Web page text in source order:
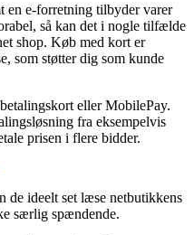
en e-forretning tilbyder varer
så kan det i nogle tilfælde
shop. Køb med kort er
som støtter dig som kunde
eller MobilePay.
fra eksempelvis
prisen i flere bidder.
de ideelt set læse netbutikkens
særlig spændende.